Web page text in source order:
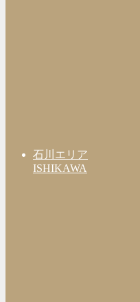
石川エリア
ISHIKAWA